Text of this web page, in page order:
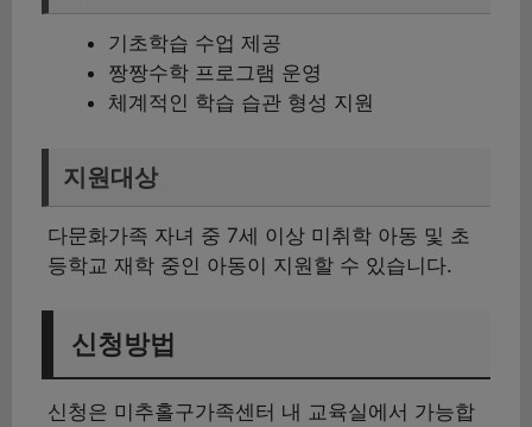
기초학습 수업 제공
짱짱수학 프로그램 운영
체계적인 학습 습관 형성 지원
지원대상
다문화가족 자녀 중 7세 이상 미취학 아동 및 초
등학교 재학 중인 아동이 지원할 수 있습니다.
신청방법
신청은 미추홀구가족센터 내 교육실에서 가능합